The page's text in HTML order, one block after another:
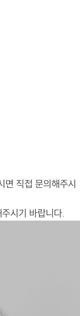
직접 문의해주시
시기 바랍니다.